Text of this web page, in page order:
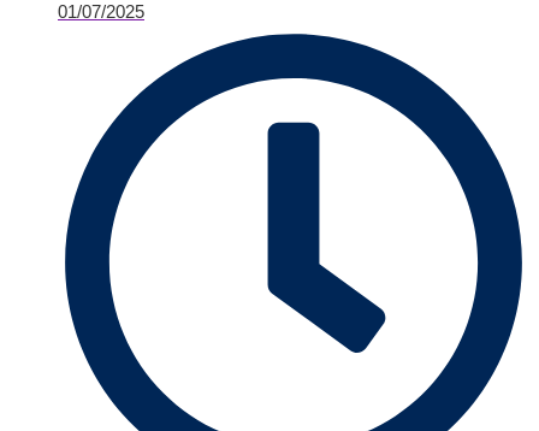
01/07/2025